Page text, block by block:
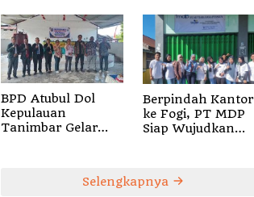
BPD Atubul Dol
Kepulauan
Tanimbar Gelar
Berpindah Kantor
ke Fogi, PT MDP
Siap Wujudkan
Selengkapnya